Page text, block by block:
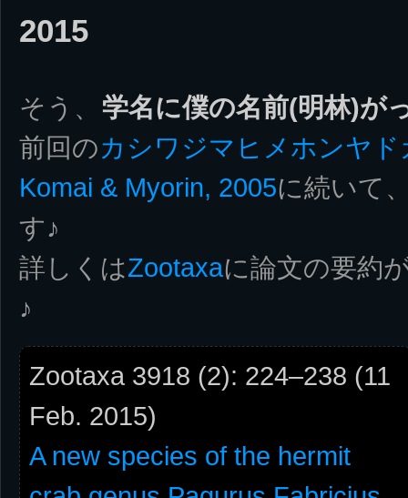
2015
そう、 学名に僕の名前(明林)が
前回のカシワジマヒメホンヤ
Komai & Myorin, 2005に続いて
す♪
詳しくはZootaxaに論文の要約
♪
Zootaxa 3918 (2): 224–238 (11
Feb. 2015)
A new species of the hermit